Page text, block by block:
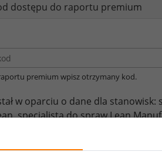
dostępu do raportu premium
premium wpisz otrzymany kod.
w oparciu o dane dla stanowisk:
specjalista do spraw Lean
dostęp, do pełnego raportu
dla pozostałych.